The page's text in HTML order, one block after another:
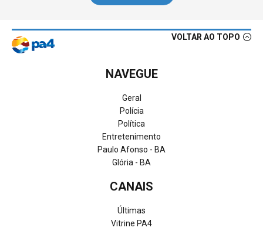
VOLTAR AO TOPO
NAVEGUE
Geral
Polícia
Política
Entretenimento
Paulo Afonso - BA
Glória - BA
CANAIS
Últimas
Vitrine PA4